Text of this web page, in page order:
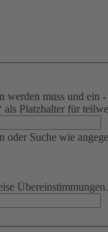
werden muss und ein -
Platzhalter für
oder Suche wie
Übereinstimmungen.